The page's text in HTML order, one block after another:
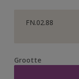
FN.02.88
Grootte